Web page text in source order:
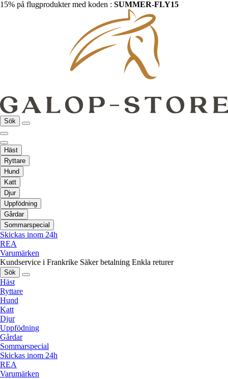
15% på flugprodukter med koden : SUMMER-FLY15
Sök
Häst
Ryttare
Hund
Katt
Djur
Uppfödning
Gårdar
Sommarspecial
Skickas inom 24h
REA
Varumärken
Kundservice i Frankrike Säker betalning Enkla returer
Sök
Häst
Ryttare
Hund
Katt
Djur
Uppfödning
Gårdar
Sommarspecial
Skickas inom 24h
REA
Varumärken